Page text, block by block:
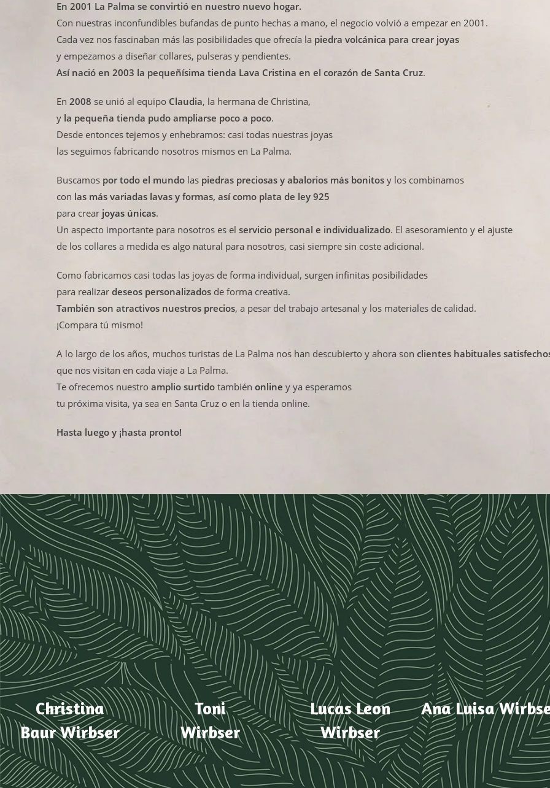
En 2001 La Palma se convirtió en nuestro nuevo hogar.
Con nuestras inconfundibles bufandas de punto hechas a mano, el negocio volvió a empezar en 2001.
Cada vez nos fascinaban más las posibilidades que ofrecía la piedra volcánica para crear joyas
y empezamos a diseñar collares, pulseras y pendientes.
Así nació en 2003 la pequeñísima tienda Lava Cristina en el corazón de Santa Cruz.
En 2008 se unió al equipo Claudia, la hermana de Christina,
y la pequeña tienda pudo ampliarse poco a poco.
Desde entonces tejemos y enhebramos: casi todas nuestras joyas
las seguimos fabricando nosotros mismos en La Palma.
Buscamos por todo el mundo las piedras preciosas y abalorios más bonitos y los combinamos
con las más variadas lavas y formas, así como plata de ley 925
para crear joyas únicas.
Un aspecto importante para nosotros es el servicio personal e individualizado. El asesoramiento y el ajuste
de los collares a medida es algo natural para nosotros, casi siempre sin coste adicional.
Como fabricamos casi todas las joyas de forma individual, surgen infinitas posibilidades
para realizar deseos personalizados de forma creativa.
También son atractivos nuestros precios, a pesar del trabajo artesanal y los materiales de calidad.
¡Compara tú mismo!
A lo largo de los años, muchos turistas de La Palma nos han descubierto y ahora son clientes habituales
que nos visitan en cada viaje a La Palma.
Te ofrecemos nuestro amplio surtido también online y ya esperamos
tu próxima visita, ya sea en Santa Cruz o en la tienda online.
Hasta luego y ¡hasta pronto!
Christina
Baur Wirbser
Toni
Wirbser
Lucas Leon
Wirbser
Ana Luisa